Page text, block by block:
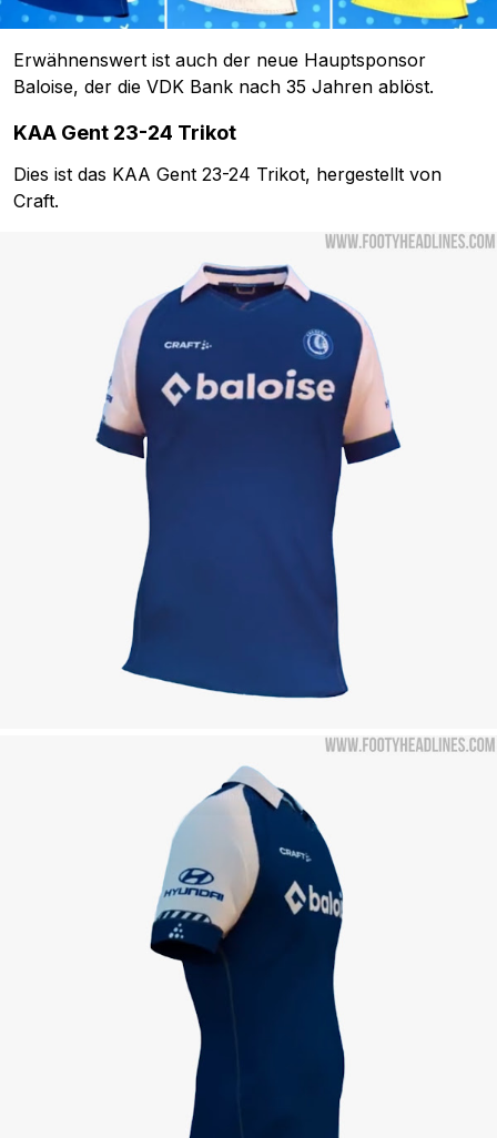
Erwähnenswert ist auch der neue Hauptsponsor
Baloise, der die VDK Bank nach 35 Jahren ablöst.
KAA Gent 23-24 Trikot
Dies ist das KAA Gent 23-24 Trikot, hergestellt von
Craft.